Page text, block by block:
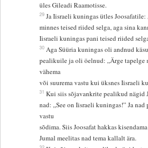
üles Gileadi Raamotisse.
29 Ja Iisraeli kuningas ütles
minnes teised riided selga, aga sina
Iisraeli kuningas pani teised riided
30 Aga Süüria kuningas oli andnud
pealikuile ja oli öelnud: „Ärge tapelge
vähema
või suurema vastu kui üksnes Iisraeli
31 Kui siis sõjavankrite pealikud nägid
nad: „See on Iisraeli kuningas!” Ja nad
vastu
sõdima. Siis Joosafat hakkas
Jumal meelitas nad tema kallalt ära.